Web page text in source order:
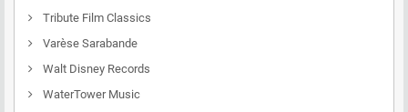
Tribute Film Classics
Varèse Sarabande
Walt Disney Records
WaterTower Music